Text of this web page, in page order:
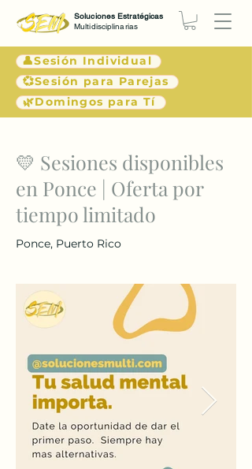
👤Sesión Individual
💞Sesión para Parejas
🌿Domingos para Tí
Soluciones Estratégicas
Multidisciplinarias
< Atrás
💛 Sesiones disponibles
en Ponce | Oferta por
tiempo limitado
Ponce, Puerto Rico